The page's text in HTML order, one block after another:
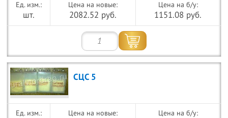
шт.
Цена на новые:
2082.52 руб.
Цена на б/у:
1151.08 руб.
СЦС 5
Цена на новые: Цена на б/у: